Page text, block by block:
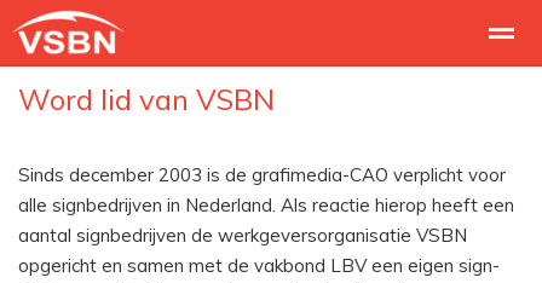
Sign-cao Over VSBN Lid worden
Word lid van VSBN
Sinds december 2003 is de grafimedia-CAO verplicht voor
alle signbedrijven in Nederland. Als reactie hierop heeft een
aantal signbedrijven de werkgeversorganisatie VSBN
opgericht en samen met de vakbond LBV een eigen sign-